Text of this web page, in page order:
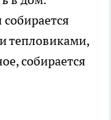
тепловиками,
собирается